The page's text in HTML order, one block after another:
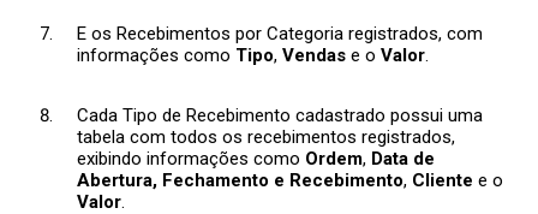
E os Recebimentos por Categoria registrados, com
informações como Tipo, Vendas e o Valor.
Cada Tipo de Recebimento cadastrado possui uma
tabela com todos os recebimentos registrados,
exibindo informações como Ordem, Data de
Abertura, Fechamento e Recebimento, Cliente e o
Valor.